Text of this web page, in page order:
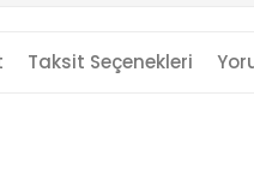
Taksit Seçenekleri